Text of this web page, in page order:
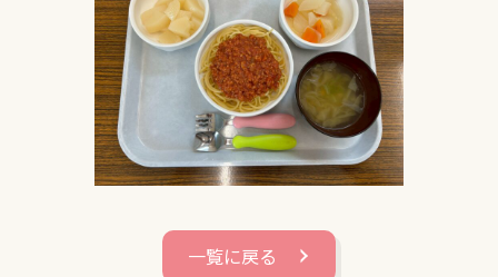
一覧に戻る